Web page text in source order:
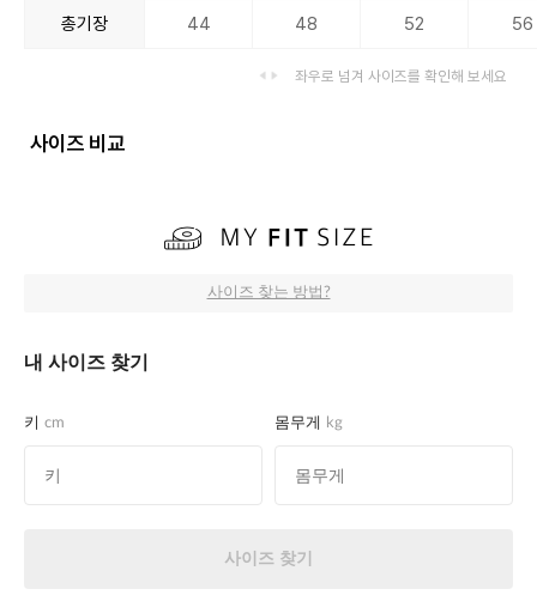
총기장 44 48 52 56
좌우로 넘겨 사이즈를 확인해 보세요
사이즈 비교